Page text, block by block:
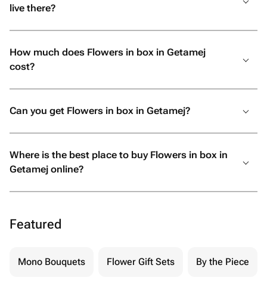
live there?
How much does Flowers in box in Getamej
cost?
Can you get Flowers in box in Getamej?
Where is the best place to buy Flowers in box in
Getamej online?
Featured
Mono Bouquets Flower Gift Sets By the Piece